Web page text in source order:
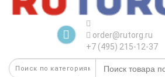
order@rutorg.ru
+7 (495) 215-12-37